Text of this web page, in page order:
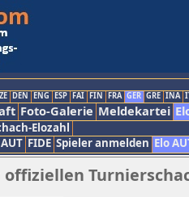
DEN ENG ESP FAI FIN FRA GER GRE INA
Foto-Galerie Meldekartei
Elozahl
FIDE Spieler anmelden Elo